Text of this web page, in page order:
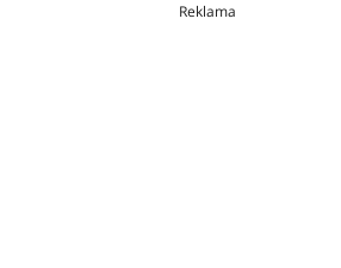
Reklama